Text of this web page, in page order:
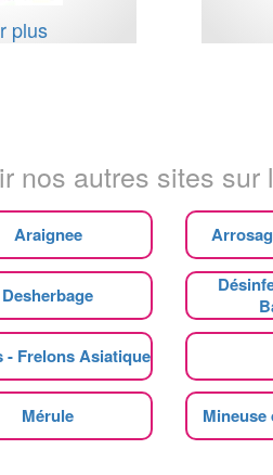
plus
nos autres sites sur
Araignee
Desherbage
- Frelons Asiatique
Mérule